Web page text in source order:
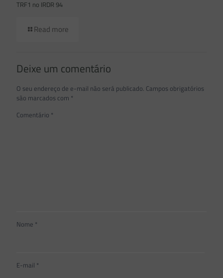
TRF1 no IRDR 94
Read more
Deixe um comentário
O seu endereço de e-mail não será publicado. Campos obrigatórios
são marcados com *
Comentário *
Nome *
E-mail *